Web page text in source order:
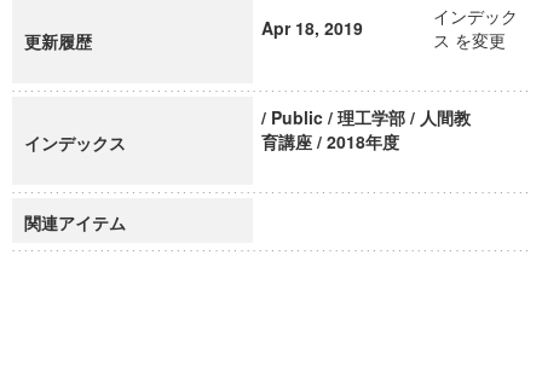
更新履歴
Apr 18, 2019
インデック
ス を変更
インデックス
/ Public / 理工学部 / 人間教
育講座 / 2018年度
関連アイテム